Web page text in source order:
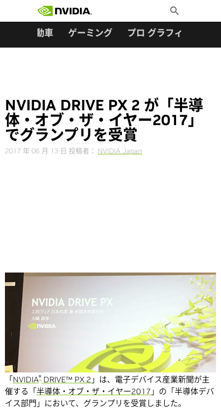
Toggle
Search
自動車 ゲーミング プロ グラフィックス
NVIDIA DRIVE PX 2 が「半導
体・オブ・ザ・イヤー2017」
でグランプリを受賞
2017 年 06 月 13 日 投稿者： NVIDIA Japan
Share
NVIDIA の AI 車載コンピューティング プラットフォーム、
「NVIDIA® DRIVE™ PX 2 」は、電子デバイス産業新聞が主
催する「半導体・オブ・ザ・イヤー2017 」の「半導体デバ
イス部門」において、グランプリを受賞しました。